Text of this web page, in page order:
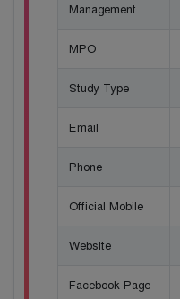
Management
MPO
Study Type
Email
Phone
Official Mobile
Website
Facebook Page